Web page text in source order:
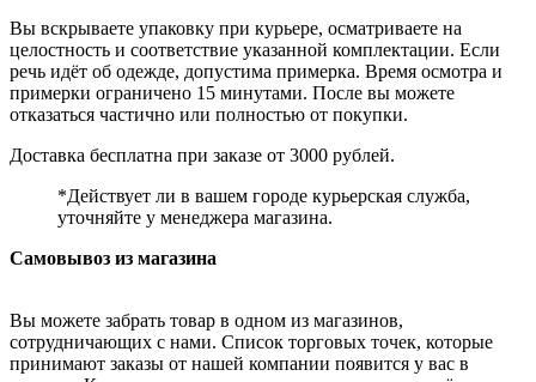
Вы вскрываете упаковку при курьере, осматриваете на
целостность и соответствие указанной комплектации. Если
речь идёт об одежде, допустима примерка. Время осмотра и
примерки ограничено 15 минутами. После вы можете
отказаться частично или полностью от покупки.
Доставка бесплатна при заказе от 3000 рублей.
*Действует ли в вашем городе курьерская служба,
уточняйте у менеджера магазина.
Самовывоз из магазина
Вы можете забрать товар в одном из магазинов,
сотрудничающих с нами. Список торговых точек, которые
принимают заказы от нашей компании появится у вас в